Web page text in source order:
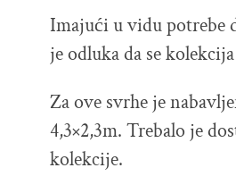
Imajući u vidu potrebe
je odluka da se
Za ove svrhe je
4,3×2,3m. Trebalo je
kolekcije.